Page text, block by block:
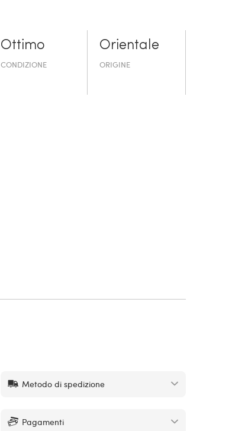
Ottimo
CONDIZIONE
Orientale
ORIGINE
Metodo di spedizione
Pagamenti